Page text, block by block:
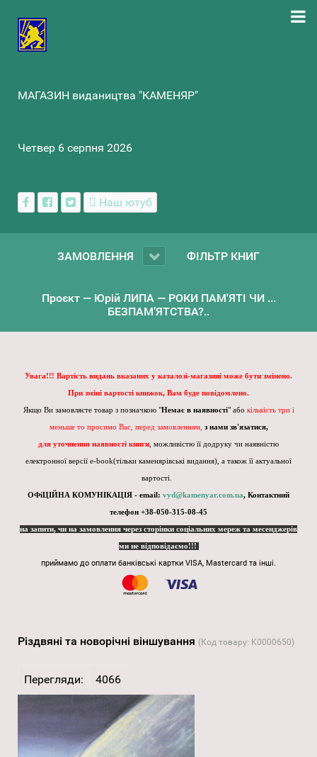
МАГАЗИН видаництва "КАМЕНЯР"
Четвер 6 серпня 2026
Наш ютуб
ЗАМОВЛЕННЯ ФІЛЬТР КНИГ
Проєкт — Юрій ЛИПА — РОКИ ПАМ'ЯТІ ЧИ ...
БЕЗПАМ’ЯТСТВА?..
Увага!!! Вартість видань вказаних у каталозі-магазині може бути змінено.
При зміні вартості книжок, Вам буде повідомлено.
Якщо Ви замовляєте товар з позначкою "Немає в наявності" або кількість три і
меньше то просимо Вас, перед замовленням, з нами зв'язатися,
для уточнення наявності книги , можливістю її додруку чи наявністю
електронної версії e-book(тільки каменярівські видання), а також її актуальної
вартості.
ОФіЦІЙНА КОМУНІКАЦІЯ - email: vyd@kamenyar.com.ua, Контактний
телефон +38-050-315-08-45
на запити, чи на замовлення через сторінки соціальних мереж та месенджерів
ми не відповідаємо!!!
приймамо до оплати банківські картки VISA, Mastercard та інші.
Різдвяні та новорічні віншування (Код товару: K0000650)
Перегляди: 4066